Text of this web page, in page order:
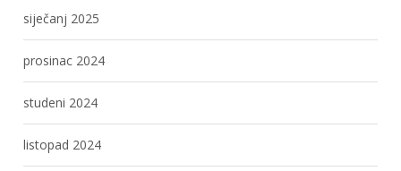
siječanj 2025
prosinac 2024
studeni 2024
listopad 2024